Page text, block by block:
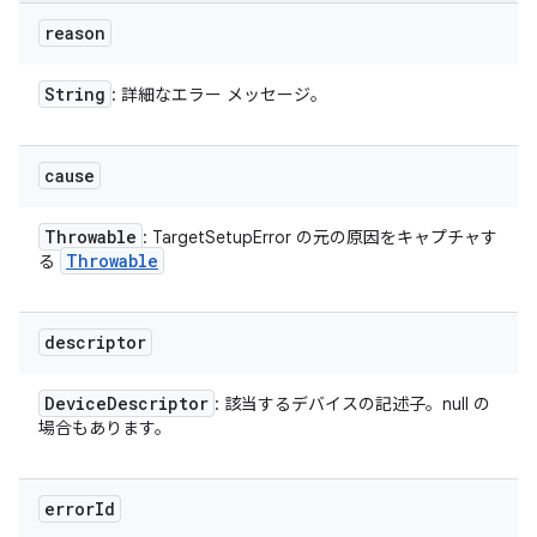
reason
String : 詳細なエラー メッセージ。
cause
Throwable : TargetSetupError の元の原因をキャプチャす
る
Throwable
descriptor
DeviceDescriptor : 該当するデバイスの記述子。null の
場合もあります。
errorId